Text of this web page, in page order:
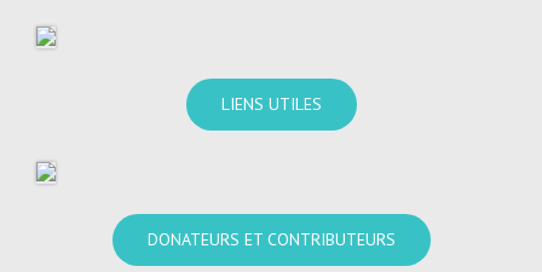
LIENS UTILES
DONATEURS ET CONTRIBUTEURS